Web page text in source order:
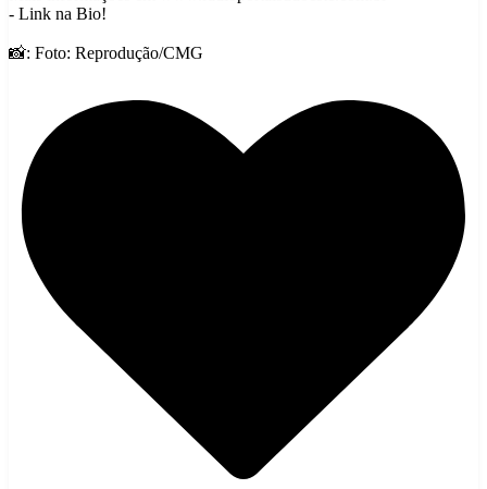
- Link na Bio!
📸: Foto: Reprodução/CMG